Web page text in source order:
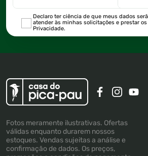
Declaro ter ciência de que meus dados
atender às minhas solicitações e prestar
Privacidade.
Fotos meramente ilustrativas. Ofertas
válidas enquanto durarem nossos
estoques. Vendas sujeitas a análise e
confirmação de dados. Os preços,